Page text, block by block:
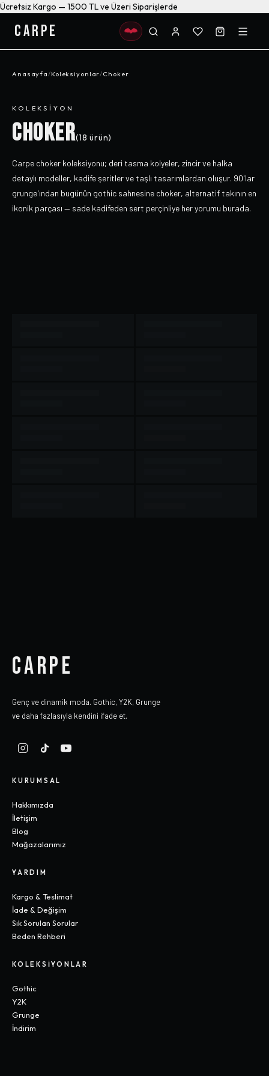
Ücretsiz Kargo — 1500 TL ve Üzeri Siparişlerde
CARPE
Anasayfa/Koleksiyonlar/Choker
KOLEKSIYON
CHOKER(18 ürün)
Carpe choker koleksiyonu; deri tasma kolyeler, zincir ve halka
detaylı modeller, kadife şeritler ve taşlı tasarımlardan oluşur. 90'lar
grunge'ından bugünün gothic sahnesine choker, alternatif takının en
ikonik parçası — sade kadifeden sert perçinliye her yorumu burada.
CARPE
Genç ve dinamik moda. Gothic, Y2K, Grunge
ve daha fazlasıyla kendini ifade et.
KURUMSAL
Hakkımızda
İletişim
Blog
Mağazalarımız
YARDIM
Kargo & Teslimat
İade & Değişim
Sık Sorulan Sorular
Beden Rehberi
KOLEKSIYONLAR
Gothic
Y2K
Grunge
İndirim